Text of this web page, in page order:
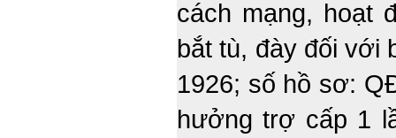
cách mạng, hoạt
bắt tù, đày đối với
1926; số hồ sơ:
hưởng trợ cấp 1